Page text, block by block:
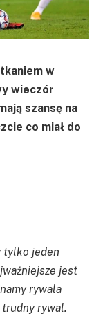
w
wieczór
szansę na
co miał do
tylko jeden
jest
rywala
trudny rywal.